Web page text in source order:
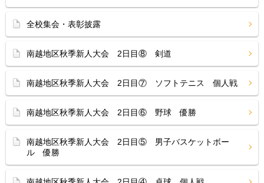
全校集会・表彰披露
南越地区秋季新人大会 2日目⑧ 剣道
南越地区秋季新人大会 2日目⑦ ソフトテニス 個人戦
南越地区秋季新人大会 2日目⑥ 野球 優勝
南越地区秋季新人大会 2日目⑤ 男子バスケットボー
ル 優勝